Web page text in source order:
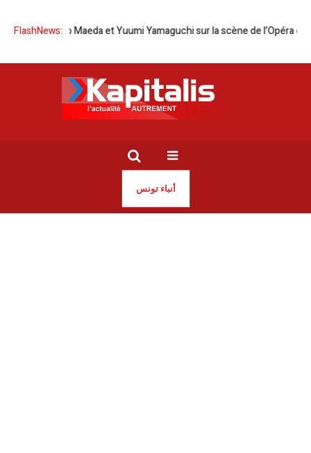
FlashNews:
Maeda et Yuumi Yamaguchi sur la scène de l’Opéra de Tunis
أنباء تونس